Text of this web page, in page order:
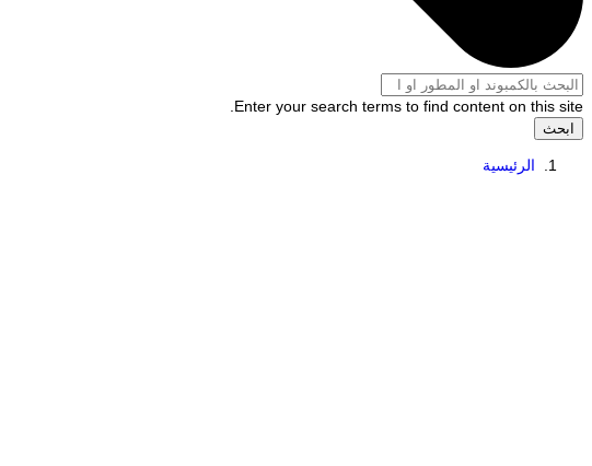
Enter your search terms to find content on this site.
ابحث
الرئيسية